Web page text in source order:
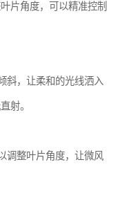
片角度，可以精准控制
斜，让柔和的光线洒入
射。
调整叶片角度，让微风